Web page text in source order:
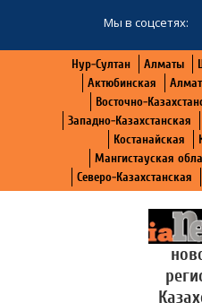
Мы в соцсетях:
Нур-Султан Алматы
Актюбинская
Восточно-
Западно-Казахстанская
Костанайская
Мангистауская
Северо-Казахстанская